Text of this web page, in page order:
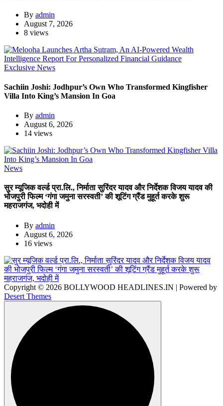
By admin
August 7, 2026
8 views
Exclusive News
Sachiin Joshi: Jodhpur’s Own Who Transformed Kingfisher
Villa Into King’s Mansion In Goa
By admin
August 6, 2026
14 views
News
सुर म्यूजिक वर्ल्ड प्रा.लि., निर्माता सुरिंदर यादव और निर्देशक विजय यादव की
भोजपुरी फिल्म ‘गंगा जमुना सरस्वती’ की शूटिंग ग्रैंड मुहूर्त करके शुरू
महराजगंज, भदोही में
By admin
August 6, 2026
16 views
Copyright © 2026 BOLLYWOOD HEADLINES.IN | Powered by
Desert Themes